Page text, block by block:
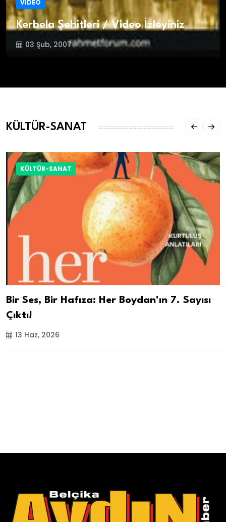
VİDEO
Kerbela Şehitleri / Video İzleyiniz
03 Şub, 2007
KÜLTÜR-SANAT
KÜLTÜR-SANAT
Bir Ses, Bir Hafıza: Her Boydan'ın 7. Sayısı
Çıktı!
13 Haz, 2026